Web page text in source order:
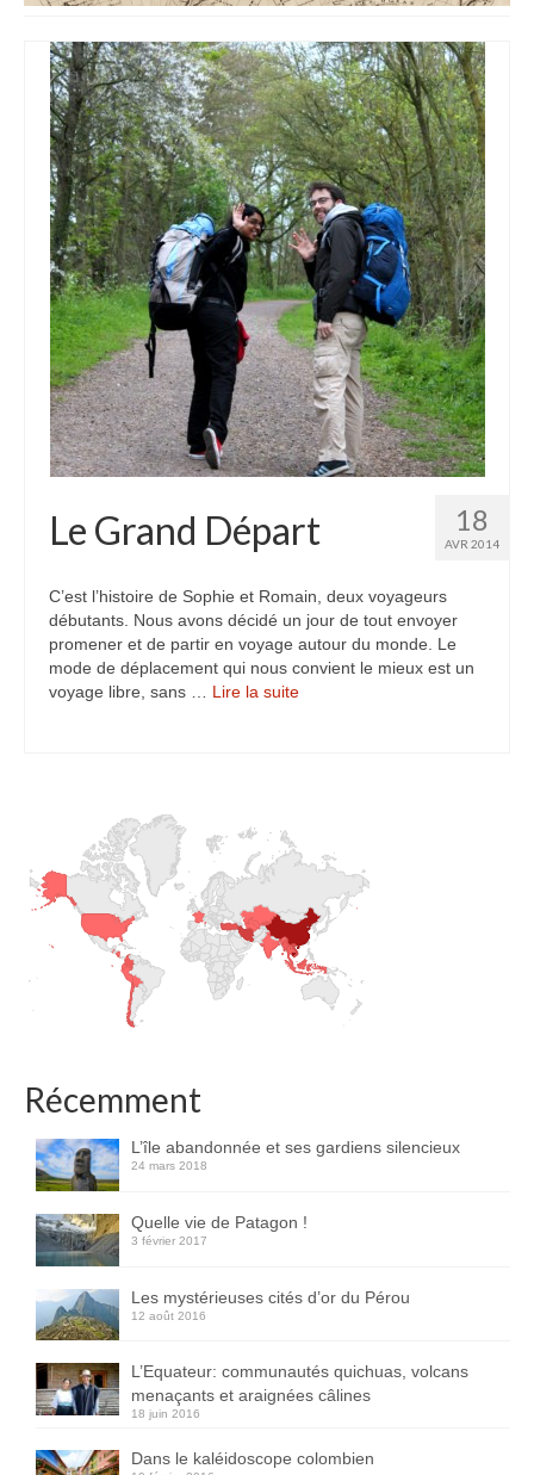
Indonésie
Malaisie
Thaïlande
Birmanie
Cambodge
Laos
Chine
Kazakhstan
Kirghizstan
Turkmenistan
Iran
Turquie
Malte
Bolivie
Cambodge
Cap-vert
Costa-Rica
Inde
Nicaragua
Vietnam
Les coulisses
The Tour du monde
The Team
Contact
18
AVR 2014
Le Grand Départ
C’est l’histoire de Sophie et Romain, deux voyageurs
débutants. Nous avons décidé un jour de tout envoyer
promener et de partir en voyage autour du monde. Le
mode de déplacement qui nous convient le mieux est un
voyage libre, sans … Lire la suite­­
Récemment
L’île abandonnée et ses gardiens silencieux
24 mars 2018
Quelle vie de Patagon !
3 février 2017
Les mystérieuses cités d’or du Pérou
12 août 2016
L’Equateur: communautés quichuas, volcans
menaçants et araignées câlines
18 juin 2016
Dans le kaléidoscope colombien